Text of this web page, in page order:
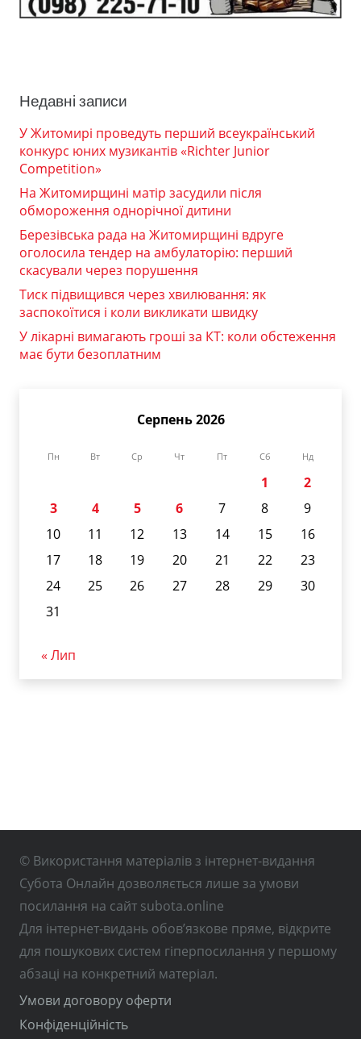
Недавні записи
У Житомирі проведуть перший всеукраїнський
конкурс юних музикантів «Richter Junior
Competition»
На Житомирщині матір засудили після
обмороження однорічної дитини
Березівська рада на Житомирщині вдруге
оголосила тендер на амбулаторію: перший
скасували через порушення
Тиск підвищився через хвилювання: як
заспокоїтися і коли викликати швидку
У лікарні вимагають гроші за КТ: коли обстеження
має бути безоплатним
Серпень 2026
Пн Вт Ср Чт Пт Сб Нд
1
2
3
4 5 6 7 8
9
10
11 12 13 14 15
16
17
18 19 20 21 22
23
24
25 26 27 28 29
30
31
« Лип
© Використання матеріалів з інтернет-видання
Субота Онлайн дозволяється лише за умови
посилання на сайт subota.online
Для інтернет-видань обов’язкове пряме, відкрите
для пошукових систем гіперпосилання у першому
абзаці на конкретний матеріал.
Умови договору оферти
Конфіденційність